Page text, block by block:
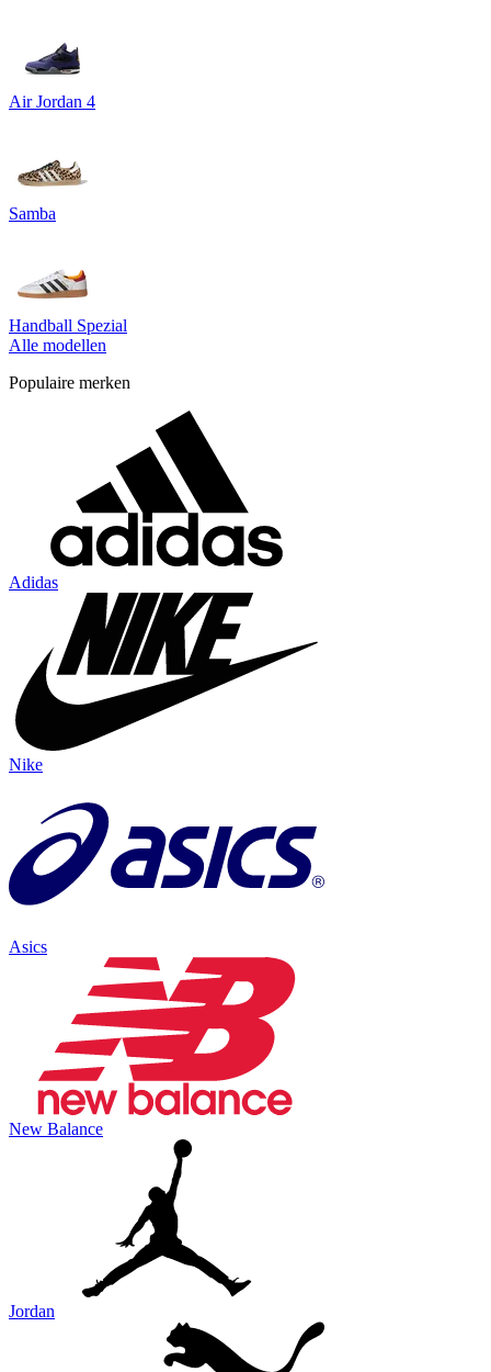
Air Jordan 4
Samba
Handball Spezial
Alle modellen
Populaire merken
Adidas
Nike
Asics
New Balance
Jordan